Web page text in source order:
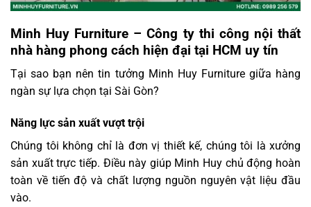
Minh Huy Furniture – Công ty thi công nội thất
nhà hàng phong cách hiện đại tại HCM uy tín
Tại sao bạn nên tin tưởng Minh Huy Furniture giữa hàng
ngàn sự lựa chọn tại Sài Gòn?
Năng lực sản xuất vượt trội
Chúng tôi không chỉ là đơn vị thiết kế, chúng tôi là xưởng
sản xuất trực tiếp. Điều này giúp Minh Huy chủ động hoàn
toàn về tiến độ và chất lượng nguồn nguyên vật liệu đầu
vào.